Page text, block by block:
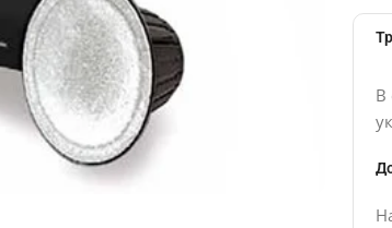
В